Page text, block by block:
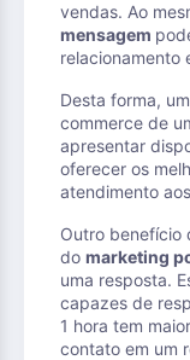
vendas. Ao
mensagem
relacionamento
Desta forma,
commerce de
apresentar
oferecer os
atendimento
Outro benefício
do marketing
uma resposta.
capazes de
1 hora tem
contato em um